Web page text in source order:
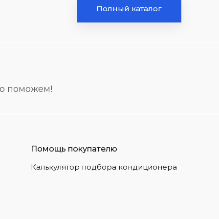
Полный каталог
поможем!
Помощь покупателю
Калькулятор подбора кондиционера